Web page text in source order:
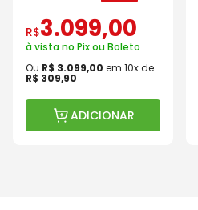
R$3.099,00
à vista no Pix ou Boleto
Ou R$ 3.099,00 em 10x de
R$ 309,90
ADICIONAR